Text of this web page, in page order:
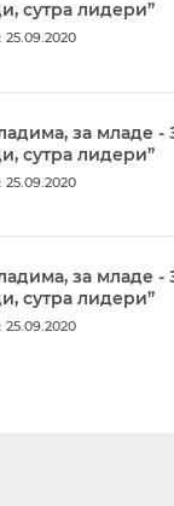
сутра лидери”
25.09.2020
за младе -
сутра лидери”
25.09.2020
за младе -
сутра лидери”
25.09.2020